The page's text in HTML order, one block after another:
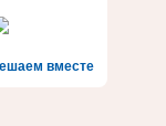
вместе